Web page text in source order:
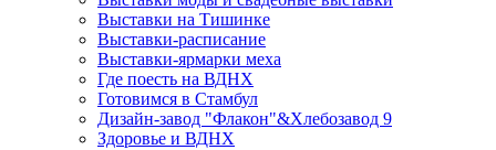
Выставки на Тишинке
Выставки-расписание
Выставки-ярмарки меха
Где поесть на ВДНХ
Готовимся в Стамбул
Дизайн-завод "Флакон"&Хлебозавод 9
Здоровье и ВДНХ